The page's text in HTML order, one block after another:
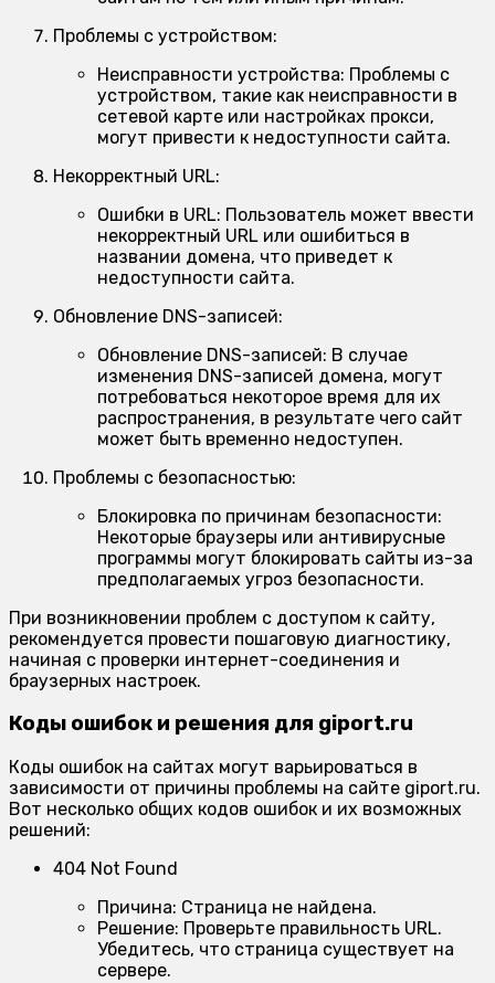
Проблемы с устройством:
Неисправности устройства: Проблемы с
устройством, такие как неисправности в
сетевой карте или настройках прокси,
могут привести к недоступности сайта.
Некорректный URL:
Ошибки в URL: Пользователь может ввести
некорректный URL или ошибиться в
названии домена, что приведет к
недоступности сайта.
Обновление DNS-записей:
Обновление DNS-записей: В случае
изменения DNS-записей домена, могут
потребоваться некоторое время для их
распространения, в результате чего сайт
может быть временно недоступен.
Проблемы с безопасностью:
Блокировка по причинам безопасности:
Некоторые браузеры или антивирусные
программы могут блокировать сайты из-за
предполагаемых угроз безопасности.
При возникновении проблем с доступом к сайту,
рекомендуется провести пошаговую диагностику,
начиная с проверки интернет-соединения и
браузерных настроек.
Коды ошибок и решения для giport.ru
Коды ошибок на сайтах могут варьироваться в
зависимости от причины проблемы на сайте giport.ru.
Вот несколько общих кодов ошибок и их возможных
решений:
404 Not Found
Причина: Страница не найдена.
Решение: Проверьте правильность URL.
Убедитесь, что страница существует на
сервере.